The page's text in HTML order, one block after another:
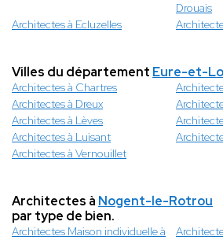
Drouais
Architectes à Ecluzelles
Villes du département Eure-et-
Architectes à Chartres
Architectes à Dreux
Architectes à Lèves
Architectes à Luisant
Architectes à Vernouillet
Architectes à Nogent-le-Rotrou
par type de bien.
Architectes Maison individuelle à